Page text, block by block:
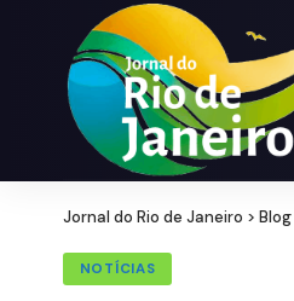
Jornal do Rio de Janeiro > Blog
NOTÍCIAS